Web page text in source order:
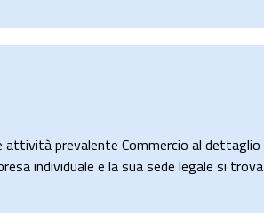
prevalente Commercio al dettaglio
individuale e la sua sede legale si trova